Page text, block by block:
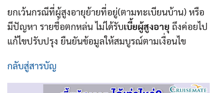
ยกเว้นกรณีที่ผู้สูงอายุย้ายที่อยู่(ตามทะเบียนบ้าน) หรือ
มีปัญหา รายชื่อตกหล่น ไม่ได้รับเบี้ยผู้สูงอายุ ถึงค่อยไป
แก้ไขปรับปรุง ยืนยันข้อมูลให้สมบูรณ์ตามเงื่อนไข
กลับสู่สารบัญ